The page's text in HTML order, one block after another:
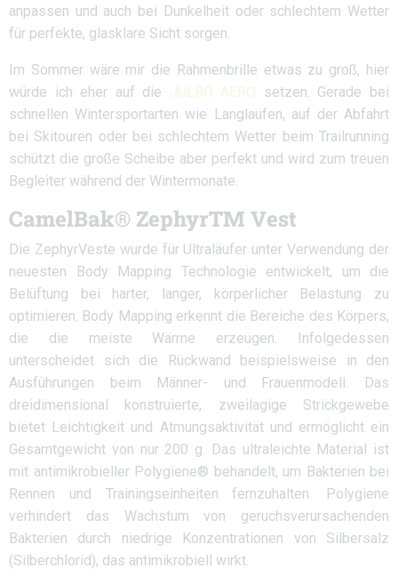
anpassen und auch bei Dunkelheit oder schlechtem Wetter
für perfekte, glasklare Sicht sorgen.
Im Sommer wäre mir die Rahmenbrille etwas zu groß, hier
würde ich eher auf die JULBO AERO setzen. Gerade bei
schnellen Wintersportarten wie Langlaufen, auf der Abfahrt
bei Skitouren oder bei schlechtem Wetter beim Trailrunning
schützt die große Scheibe aber perfekt und wird zum treuen
Begleiter während der Wintermonate.
CamelBak® ZephyrTM Vest
Die ZephyrVeste wurde für Ultraläufer unter Verwendung der
neuesten Body Mapping Technologie entwickelt, um die
Belüftung bei harter, langer, körperlicher Belastung zu
optimieren. Body Mapping erkennt die Bereiche des Körpers,
die die meiste Wärme erzeugen. Infolgedessen
unterscheidet sich die Rückwand beispielsweise in den
Ausführungen beim Männer- und Frauenmodell. Das
dreidimensional konstruierte, zweilagige Strickgewebe
bietet Leichtigkeit und Atmungsaktivität und ermöglicht ein
Gesamtgewicht von nur 200 g. Das ultraleichte Material ist
mit antimikrobieller Polygiene® behandelt, um Bakterien bei
Rennen und Trainingseinheiten fernzuhalten. Polygiene
verhindert das Wachstum von geruchsverursachenden
Bakterien durch niedrige Konzentrationen von Silbersalz
(Silberchlorid), das antimikrobiell wirkt.